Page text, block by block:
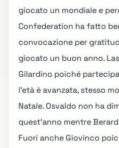
giocato un mondiale e
Confederation ha fatto
convocazione per
giocato un buon anno.
Gilardino poiché
l'età è avanzata, stesso
Natale. Osvaldo non ha
quest'anno mentre
Fuori anche Giovinco